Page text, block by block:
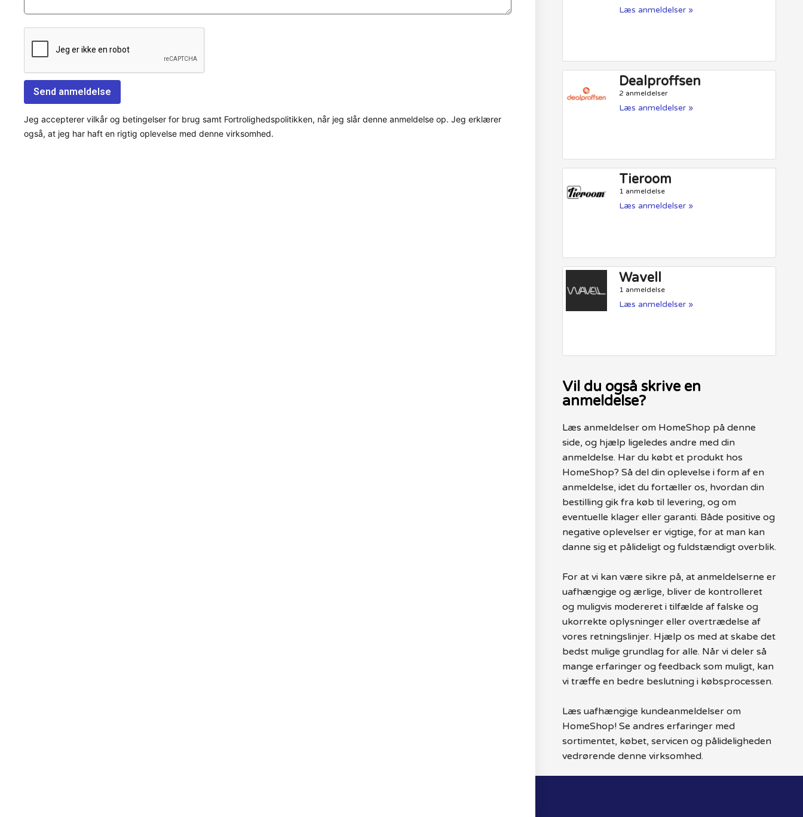
Jeg accepterer vilkår og betingelser for brug samt Fortrolighedspolitikken, når jeg slår denne anmeldelse op. Jeg erklærer
også, at jeg har haft en rigtig oplevelse med denne virksomhed.
Læs anmeldelser »
Dealproffsen
2 anmeldelser
Læs anmeldelser »
Tieroom
1 anmeldelse
Læs anmeldelser »
Wavell
1 anmeldelse
Læs anmeldelser »
Vil du også skrive en
anmeldelse?
Læs anmeldelser om HomeShop på denne
side, og hjælp ligeledes andre med din
anmeldelse. Har du købt et produkt hos
HomeShop? Så del din oplevelse i form af en
anmeldelse, idet du fortæller os, hvordan din
bestilling gik fra køb til levering, og om
eventuelle klager eller garanti. Både positive og
negative oplevelser er vigtige, for at man kan
danne sig et pålideligt og fuldstændigt overblik.
For at vi kan være sikre på, at anmeldelserne er
uafhængige og ærlige, bliver de kontrolleret
og muligvis modereret i tilfælde af falske og
ukorrekte oplysninger eller overtrædelse af
vores retningslinjer. Hjælp os med at skabe det
bedst mulige grundlag for alle. Når vi deler så
mange erfaringer og feedback som muligt, kan
vi træffe en bedre beslutning i købsprocessen.
Læs uafhængige kundeanmeldelser om
HomeShop! Se andres erfaringer med
sortimentet, købet, servicen og pålideligheden
vedrørende denne virksomhed.